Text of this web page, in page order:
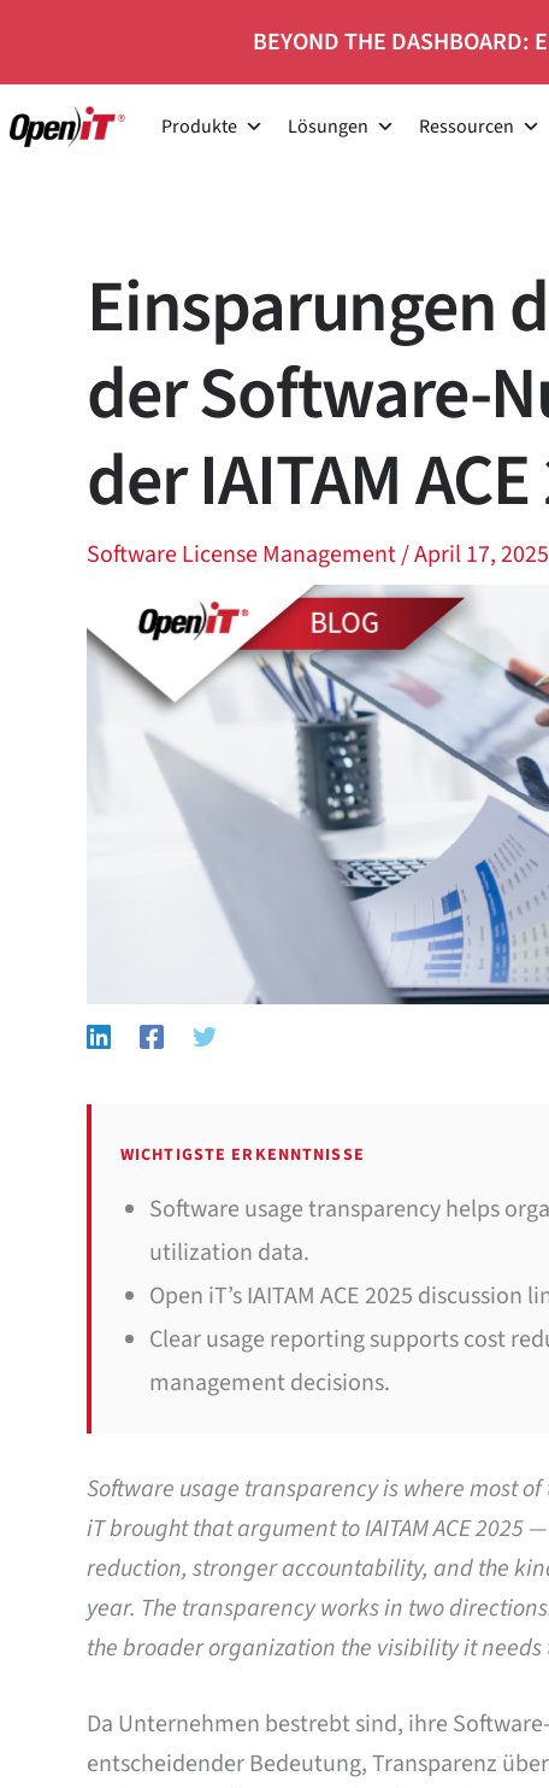
springen
BEYOND THE DASHBOARD:
Produkte Lösungen Ressourcen
Einsparungen
der Software-
der IAITAM
Software License Management/April 17, 2025
WICHTIGSTE ERKENNTNISSE
Software usage transparency helps
utilization data.
Open iT’s IAITAM ACE 2025
Clear usage reporting supports cost
management decisions.
Software usage transparency is where most
iT brought that argument to IAITAM ACE
reduction, stronger accountability, and the
year. The transparency works in two
the broader organization the visibility it
Da Unternehmen bestrebt sind, ihre
entscheidender Bedeutung, Transparenz